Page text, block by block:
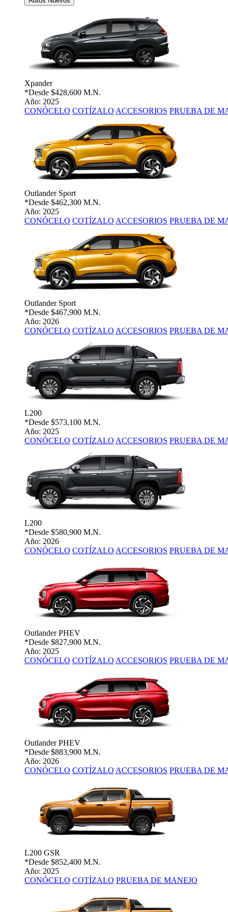
Xpander
*Desde $428,600 M.N.
Año: 2025
CONÓCELO COTÍZALO ACCESORIOS PRUEBA DE
Outlander Sport
*Desde $462,300 M.N.
Año: 2025
CONÓCELO COTÍZALO ACCESORIOS PRUEBA DE
Outlander Sport
*Desde $467,900 M.N.
Año: 2026
CONÓCELO COTÍZALO ACCESORIOS PRUEBA DE
L200
*Desde $573,100 M.N.
Año: 2025
CONÓCELO COTÍZALO ACCESORIOS PRUEBA DE
L200
*Desde $580,900 M.N.
Año: 2026
CONÓCELO COTÍZALO ACCESORIOS PRUEBA DE
Outlander PHEV
*Desde $827,900 M.N.
Año: 2025
CONÓCELO COTÍZALO ACCESORIOS PRUEBA DE
Outlander PHEV
*Desde $883,900 M.N.
Año: 2026
CONÓCELO COTÍZALO ACCESORIOS PRUEBA DE
L200 GSR
*Desde $852,400 M.N.
Año: 2025
CONÓCELO COTÍZALO PRUEBA DE MANEJO